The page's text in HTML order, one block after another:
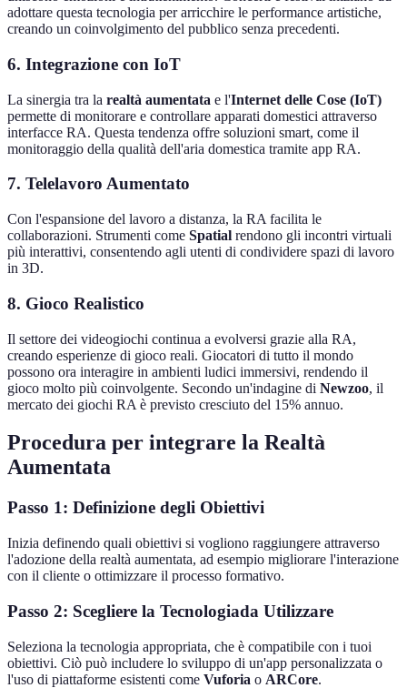
adottare questa tecnologia per arricchire le performance artistiche,
creando un coinvolgimento del pubblico senza precedenti.
6. Integrazione con IoT
La sinergia tra la realtà aumentata e l'Internet delle Cose (IoT)
permette di monitorare e controllare apparati domestici attraverso
interfacce RA. Questa tendenza offre soluzioni smart, come il
monitoraggio della qualità dell'aria domestica tramite app RA.
7. Telelavoro Aumentato
Con l'espansione del lavoro a distanza, la RA facilita le
collaborazioni. Strumenti come Spatial rendono gli incontri virtuali
più interattivi, consentendo agli utenti di condividere spazi di lavoro
in 3D.
8. Gioco Realistico
Il settore dei videogiochi continua a evolversi grazie alla RA,
creando esperienze di gioco reali. Giocatori di tutto il mondo
possono ora interagire in ambienti ludici immersivi, rendendo il
gioco molto più coinvolgente. Secondo un'indagine di Newzoo, il
mercato dei giochi RA è previsto cresciuto del 15% annuo.
Procedura per integrare la Realtà
Aumentata
Passo 1: Definizione degli Obiettivi
Inizia definendo quali obiettivi si vogliono raggiungere attraverso
l'adozione della realtà aumentata, ad esempio migliorare l'interazione
con il cliente o ottimizzare il processo formativo.
Passo 2: Scegliere la Tecnologiada Utilizzare
Seleziona la tecnologia appropriata, che è compatibile con i tuoi
obiettivi. Ciò può includere lo sviluppo di un'app personalizzata o
l'uso di piattaforme esistenti come Vuforia o ARCore.